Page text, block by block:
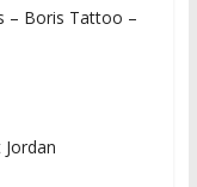
– Boris Tattoo –